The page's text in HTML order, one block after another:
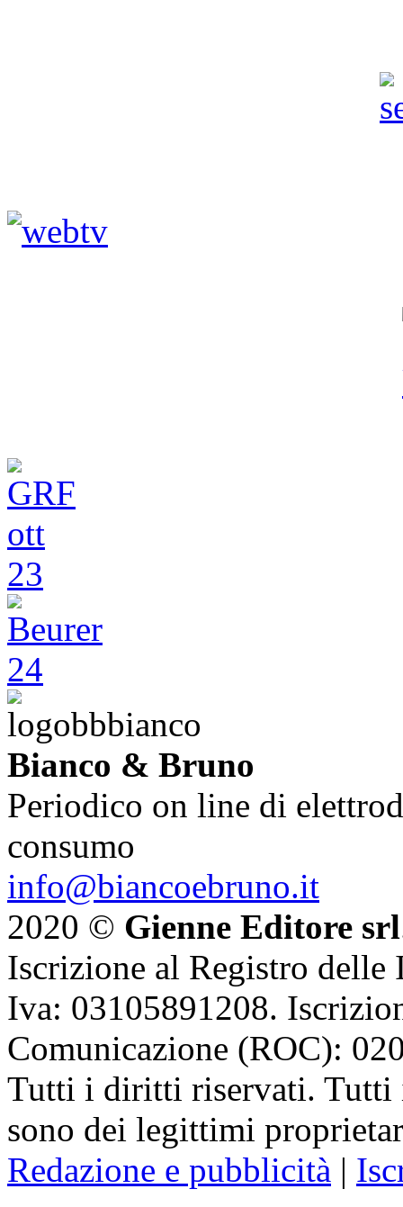
Bianco & Bruno
Periodico on line di
consumo
info@biancoebruno.it
2020 © Gienne Editore srl
Iscrizione al Registro delle
Iva: 03105891208.
Comunicazione (ROC):
Tutti i diritti riservati. Tutti
sono dei legittimi
Redazione e pubblicità |